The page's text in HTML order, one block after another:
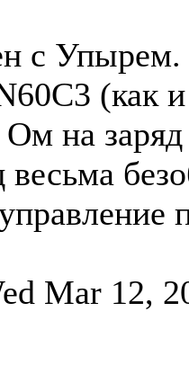
с
(как
на
весьма
Mar 12,